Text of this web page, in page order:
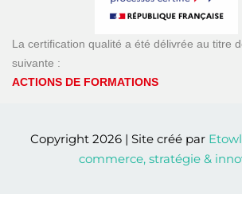
Copyright 2026 | Site créé par
commerce, stratégie &